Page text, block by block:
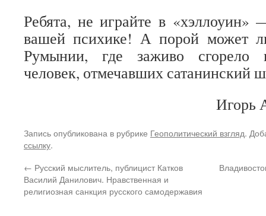
Ребята, не играйте в «хэллоуин»
вашей психике! А порой может
Румынии, где заживо сгорело
человек, отмечавших сатанинский
Игорь
Запись опубликована в рубрике Геополитический взгляд.
ссылку.
← Русский мыслитель, публицист Катков
Василий Данилович. Нравственная и
религиозная санкция русского самодержавия